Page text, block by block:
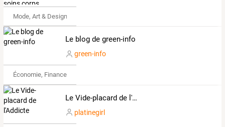
Mode, Art & Design
Le blog de green-info
green-info
Économie, Finance & Droit
Le Vide-placard de l'Addicte
platinegirl